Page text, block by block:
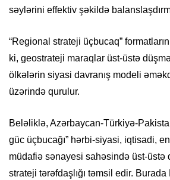
səylərini effektiv şəkildə
“Regional strateji üçbucaq”
ki, geostrateji maraqlar üst-üstə
ölkələrin siyasi davranış modeli
üzərində qurulur.
Beləliklə, Azərbaycan-Türkiyə-
güc üçbucağı” hərbi-siyasi, iqtisadi,
müdafiə sənayesi sahəsində üst-üstə
strateji tərəfdaşlığı təmsil edir.